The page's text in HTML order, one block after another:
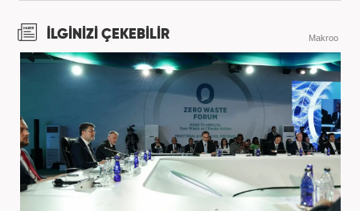
İLGİNİZİ ÇEKEBİLİR Makroo